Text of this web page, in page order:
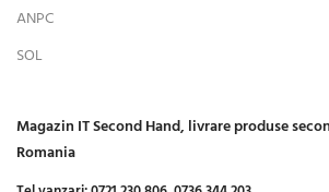
ANPC
SOL
Magazin IT Second Hand, livrare produse
Romania